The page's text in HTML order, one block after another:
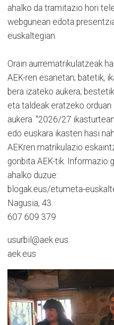
ahalko da tramitazio hori
webgunean edota
euskaltegian.
Orain aurrematrikulatzeak
AEK-ren esanetan; batetik,
bera izateko aukera;
eta taldeak eratzeko
aukera. "2026/27
edo euskara ikasten hasi
AEKren matrikulazio
gonbita AEK-tik. Informazio
ahalko duzue:
blogak.eus/etumeta-
Nagusia, 43
607 609 379
usurbil@aek.eus
aek.eus